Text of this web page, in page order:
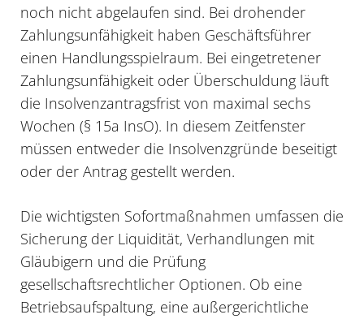
noch nicht abgelaufen sind. Bei drohender
Zahlungsunfähigkeit haben Geschäftsführer
einen Handlungsspielraum. Bei eingetretener
Zahlungsunfähigkeit oder Überschuldung läuft
die Insolvenzantragsfrist von maximal sechs
Wochen (§ 15a InsO). In diesem Zeitfenster
müssen entweder die Insolvenzgründe beseitigt
oder der Antrag gestellt werden.
Die wichtigsten Sofortmaßnahmen umfassen die
Sicherung der Liquidität, Verhandlungen mit
Gläubigern und die Prüfung
gesellschaftsrechtlicher Optionen. Ob eine
Betriebsaufspaltung, eine außergerichtliche